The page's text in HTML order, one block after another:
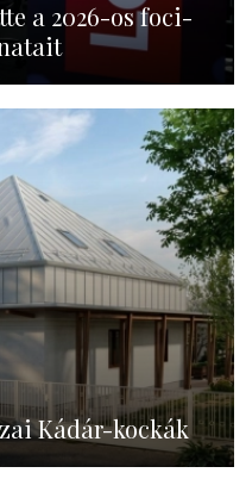
a 2026-os foci-
Kádár-kockák